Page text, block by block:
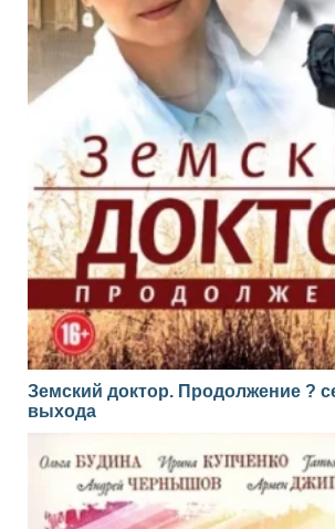
Земский доктор. Продолжение ?
выхода